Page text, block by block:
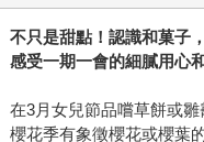
不只是甜點！認識和菓子
感受一期一會的細膩用心和
在3月女兒節品嚐草餅或
櫻花季有象徵櫻花或櫻葉